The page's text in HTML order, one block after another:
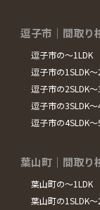
逗子市｜間取り
逗子市の～1LDK
逗子市の1SLDK～
逗子市の2SLDK～
逗子市の3SLDK～
逗子市の4SLDK～
葉山町｜間取り
葉山町の～1LDK
葉山町の1SLDK～